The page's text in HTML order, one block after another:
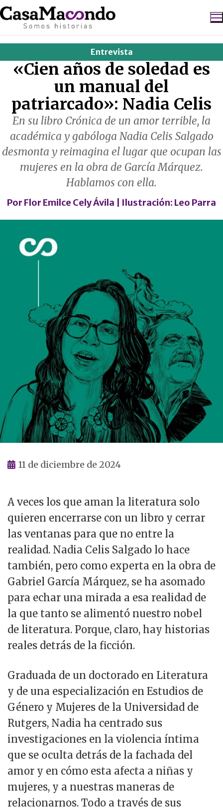
Ir
al
contenido
Buscar:
Entrevista
«Cien años de soledad es
un manual del
patriarcado»: Nadia Celis
En su libro Crónica de un amor terrible, la
académica y gabóloga Nadia Celis Salgado
desmonta y reimagina el lugar que ocupan las
mujeres en la obra de García Márquez.
Hablamos con ella.
Por Flor Emilce Cely Ávila | Ilustración: Leo Parra
11 de diciembre de 2024
A veces los que aman la literatura solo
quieren encerrarse con un libro y cerrar
las ventanas para que no entre la
realidad. Nadia Celis Salgado lo hace
también, pero como experta en la obra de
Gabriel García Márquez, se ha asomado
para echar una mirada a esa realidad de
la que tanto se alimentó nuestro nobel
de literatura. Porque, claro, hay historias
reales detrás de la ficción.
Graduada de un doctorado en Literatura
y de una especialización en Estudios de
Género y Mujeres de la Universidad de
Rutgers, Nadia ha centrado sus
investigaciones en la violencia íntima
que se oculta detrás de la fachada del
amor y en cómo esta afecta a niñas y
mujeres, y a nuestras maneras de
relacionarnos. Todo a través de sus